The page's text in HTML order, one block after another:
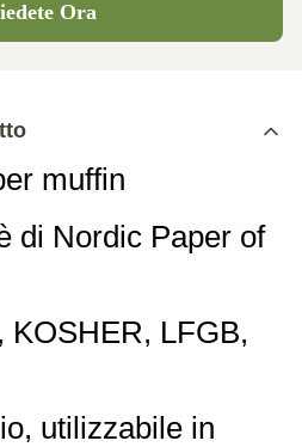
Ora
muffin
di Nordic Paper of
KOSHER, LFGB,
utilizzabile in